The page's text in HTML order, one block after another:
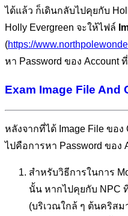
ได้แล้ว ก็เดินกลับไปคุยกับ
Holly Evergreen จะให้ไฟล์
(https://
หา Password ของ Account
Exam Image File And
หลังจากที่ได้ Image File ขอ
ไปคือการหา Password ของ
สำหรับวิธีการในการ
นั้น หากไปคุยกับ NPC
(บริเวณใกล้ ๆ ต้นคริสม